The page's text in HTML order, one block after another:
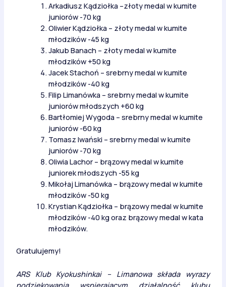
Arkadiusz Kądziołka –złoty medal w kumite
juniorów -70 kg
Oliwier Kądziołka – złoty medal w kumite
młodzików -45 kg
Jakub Banach – złoty medal w kumite
młodzików +50 kg
Jacek Stachoń – srebrny medal w kumite
młodzików -40 kg
Filip Limanówka – srebrny medal w kumite
juniorów młodszych +60 kg
Bartłomiej Wygoda – srebrny medal w kumite
juniorów -60 kg
Tomasz Iwański – srebrny medal w kumite
juniorów -70 kg
Oliwia Lachor – brązowy medal w kumite
juniorek młodszych -55 kg
Mikołaj Limanówka – brązowy medal w kumite
młodzików -50 kg
Krystian Kądziołka – brązowy medal w kumite
młodzików -40 kg oraz brązowy medal w kata
młodzików.
Gratulujemy!
ARS Klub Kyokushinkai – Limanowa składa wyrazy
podziękowania wspierającym działalność klubu